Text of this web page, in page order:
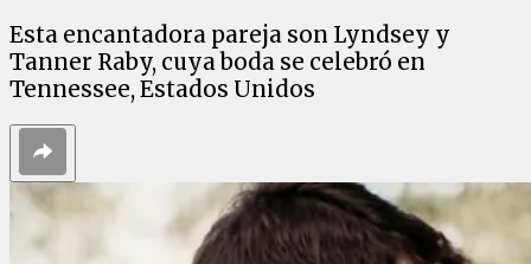
Esta encantadora pareja son Lyndsey y
Tanner Raby, cuya boda se celebró en
Tennessee, Estados Unidos